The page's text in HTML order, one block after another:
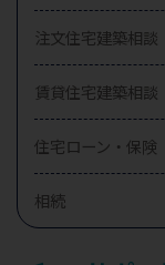
注文住宅建築相談
賃貸住宅建築相談
住宅ローン・保険
相続